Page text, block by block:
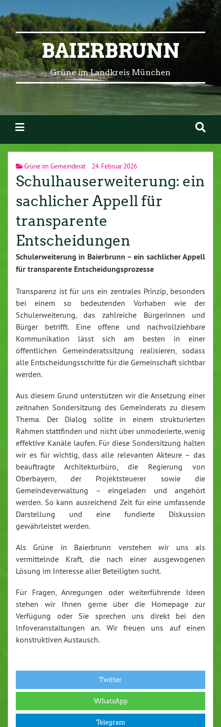
BAIERBRUNN
Grüne im Landkreis München
Grüne im Gemeinderat 24. Februar 2026
Schulhauserweiterung: ein
sachlicher Appell für
transparente
Entscheidungen
Schulerweiterung in Baierbrunn – ein sachlicher Appell
für transparente Entscheidungsprozesse
Transparenz ist für uns ein zentrales Prinzip, besonders
bei einem so bedeutenden Vorhaben wie der
Schulerweiterung, das zahlreiche Bürgerinnen und
Bürger betrifft. Eine offene und nachvollziehbare
Kommunikation lässt sich am besten in einer
öffentlichen Gemeinderatssitzung realisieren, sodass
alle Entscheidungsschritte für die Gemeinschaft sichtbar
werden.
Aus diesem Grund unterstützen wir die Ansetzung einer
zeitnahen Sondersitzung des Gemeinderats zu diesem
Thema. Der Dialog sollte in einem strukturierten
Rahmen stattfinden und nicht über unmoderierte, wenig
effektive Kanäle laufen. Für diese Sondersitzung halten
wir es für wichtig, dass alle relevanten Akteure – das
beauftragte Architekturbüro, die Regierung von
Oberbayern, der Projektsteuerer sowie die
Gemeindeverwaltung – eingeladen und angehört
werden. So kann ausreichend Zeit für eine umfassende
Darstellung und eine fundierte Diskussion
gewährleistet werden.
Als Grüne in Baierbrunn verstehen wir uns als
vermittelnde Kraft, die nach einer ausgewogenen
Lösung im Interesse aller Beteiligten sucht.
Für Fragen, Anregungen oder weiterführende Ideen
stehen wir Ihnen gerne über die Homepage zur
Verfügung oder Sie sprechen uns direkt bei den
Infoveranstaltungen an. Wir freuen uns auf einen
konstruktiven Austausch.
Twitter
WhatsApp
Telegram